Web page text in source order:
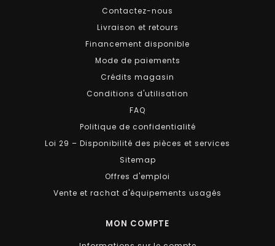
Contactez-nous
Livraison et retours
Financement disponible
Mode de paiements
Crédits magasin
Conditions d'utilisation
FAQ
Politique de confidentialité
Loi 29 – Disponibilité des pièces et services
Sitemap
Offres d'emploi
Vente et rachat d'équipements usagés
MON COMPTE